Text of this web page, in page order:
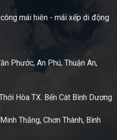
mái hiên - mái xếp di động
Phước, An Phú, Thuận An,
Hòa TX. Bến Cát Bình Dương
Thắng, Chơn Thành, Bình